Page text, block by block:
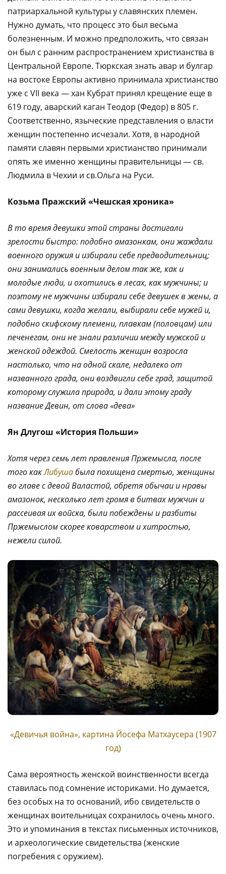
патриархальной культуры у славянских племен.
Нужно думать, что процесс это был весьма
болезненным. И можно предположить, что связан
он был с ранним распространением христианства в
Центральной Европе. Тюркская знать авар и булгар
на востоке Европы активно принимала христианство
уже с VII века — хан Кубрат принял крещение еще в
619 году, аварский каган Теодор (Федор) в 805 г.
Соответственно, языческие представления о власти
женщин постепенно исчезали. Хотя, в народной
памяти славян первыми христианство принимали
опять же именно женщины правительницы — св.
Людмила в Чехии и св.Ольга на Руси.
Козьма Пражский «Чешская хроника»
В то время девушки этой страны достигали
зрелости быстро: подобно амазонкам, они жаждали
военного оружия и избирали себе предводительниц;
они занимались военным делом так же, как и
молодые люди, и охотились в лесах, как мужчины; и
поэтому не мужчины избирали себе девушек в жены, а
сами девушки, когда желали, выбирали себе мужей и,
подобно скифскому племени, плавкам (половцам) или
печенегам, они не знали различии между мужской и
женской одеждой. Смелость женщин возросла
настолько, что на одной скале, недалеко от
названного града, они воздвигли себе град, защитой
которому служила природа, и дали этому граду
название Девин, от слова «дева»
Ян Длугош «История Польши»
Хотя через семь лет правления Пржемысла, после
того какЛибушабыла похищена смертью, женщины
во главе с девой Валастой, обретя обычаи и нравы
амазонок, несколько лет громя в битвах мужчин и
рассеивая их войска, были побеждены и разбиты
Пржемыслом скорее коварством и хитростью,
нежели силой.
«Девичья война», картина Йосефа Матхаусера (1907
год)
Сама вероятность женской воинственности всегда
ставилась под сомнение историками. Но думается,
без особых на то оснований, ибо свидетельств о
женщинах воительницах сохранилось очень много.
Это и упоминания в текстах письменных источников,
и археологические свидетельства (женские
погребения с оружием).